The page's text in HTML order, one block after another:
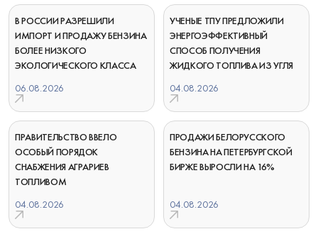
В РОССИИ РАЗРЕШИЛИ
ИМПОРТ И ПРОДАЖУ БЕНЗИНА
БОЛЕЕ НИЗКОГО
ЭКОЛОГИЧЕСКОГО КЛАССА
06.08.2026
УЧЕНЫЕ ТПУ ПРЕДЛОЖИЛИ
ЭНЕРГОЭФФЕКТИВНЫЙ
СПОСОБ ПОЛУЧЕНИЯ
ЖИДКОГО ТОПЛИВА ИЗ УГЛЯ
04.08.2026
ПРАВИТЕЛЬСТВО ВВЕЛО
ОСОБЫЙ ПОРЯДОК
СНАБЖЕНИЯ АГРАРИЕВ
ТОПЛИВОМ
04.08.2026
ПРОДАЖИ БЕЛОРУССКОГО
БЕНЗИНА НА ПЕТЕРБУРГСКОЙ
БИРЖЕ ВЫРОСЛИ НА 16%
04.08.2026